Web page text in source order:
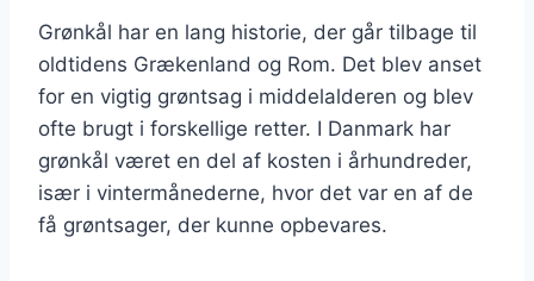
Grønkål har en lang historie, der går tilbage til
oldtidens Grækenland og Rom. Det blev anset
for en vigtig grøntsag i middelalderen og blev
ofte brugt i forskellige retter. I Danmark har
grønkål været en del af kosten i århundreder,
især i vintermånederne, hvor det var en af de
få grøntsager, der kunne opbevares.